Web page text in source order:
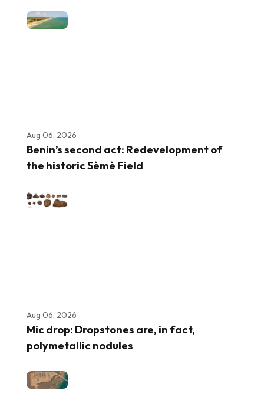
Aug 06, 2026
Benin’s second act: Redevelopment of
the historic Sèmè Field
Aug 06, 2026
Mic drop: Dropstones are, in fact,
polymetallic nodules